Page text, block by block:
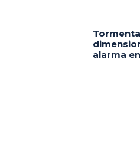
alarma